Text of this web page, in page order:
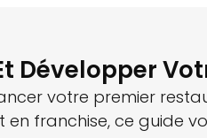
Développer
votre premier
franchise, ce guide